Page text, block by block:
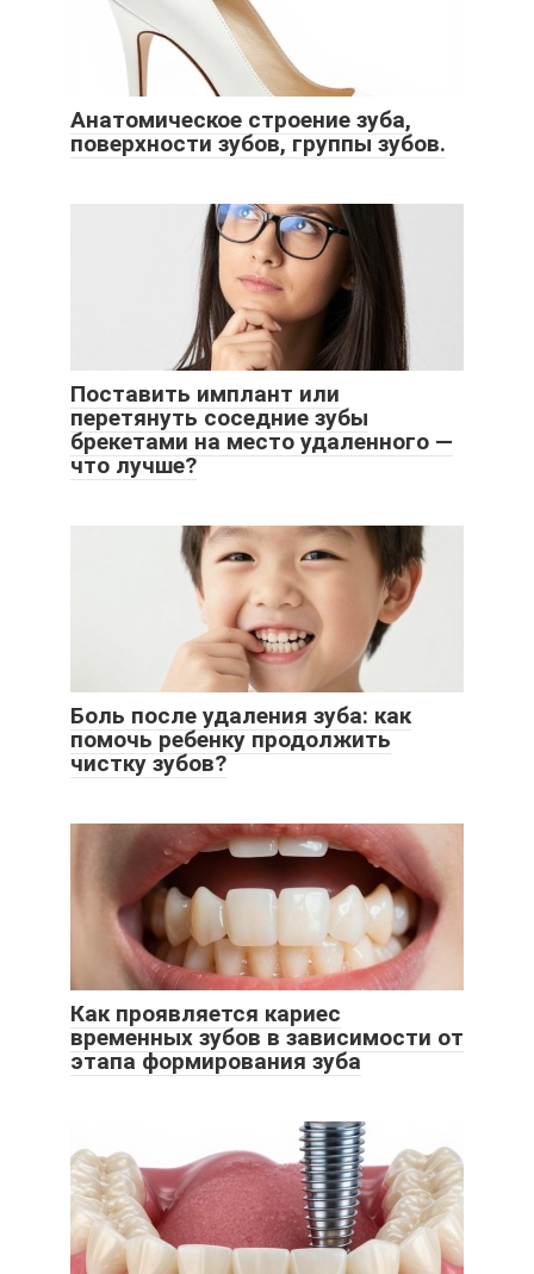
Анатомическое строение зуба,
поверхности зубов, группы зубов.
Поставить имплант или
перетянуть соседние зубы
брекетами на место удаленного —
что лучше?
Боль после удаления зуба: как
помочь ребенку продолжить
чистку зубов?
Как проявляется кариес
временных зубов в зависимости от
этапа формирования зуба